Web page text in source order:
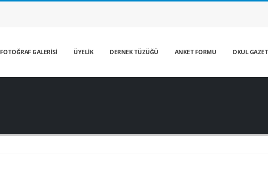
FOTOĞRAF GALERİSİ ÜYELİK DERNEK TÜZÜĞÜ ANKET FORMU OKUL